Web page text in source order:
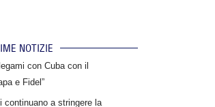
NOTIZIE
con Cuba con il
e Fidel”
continuano a stringere la